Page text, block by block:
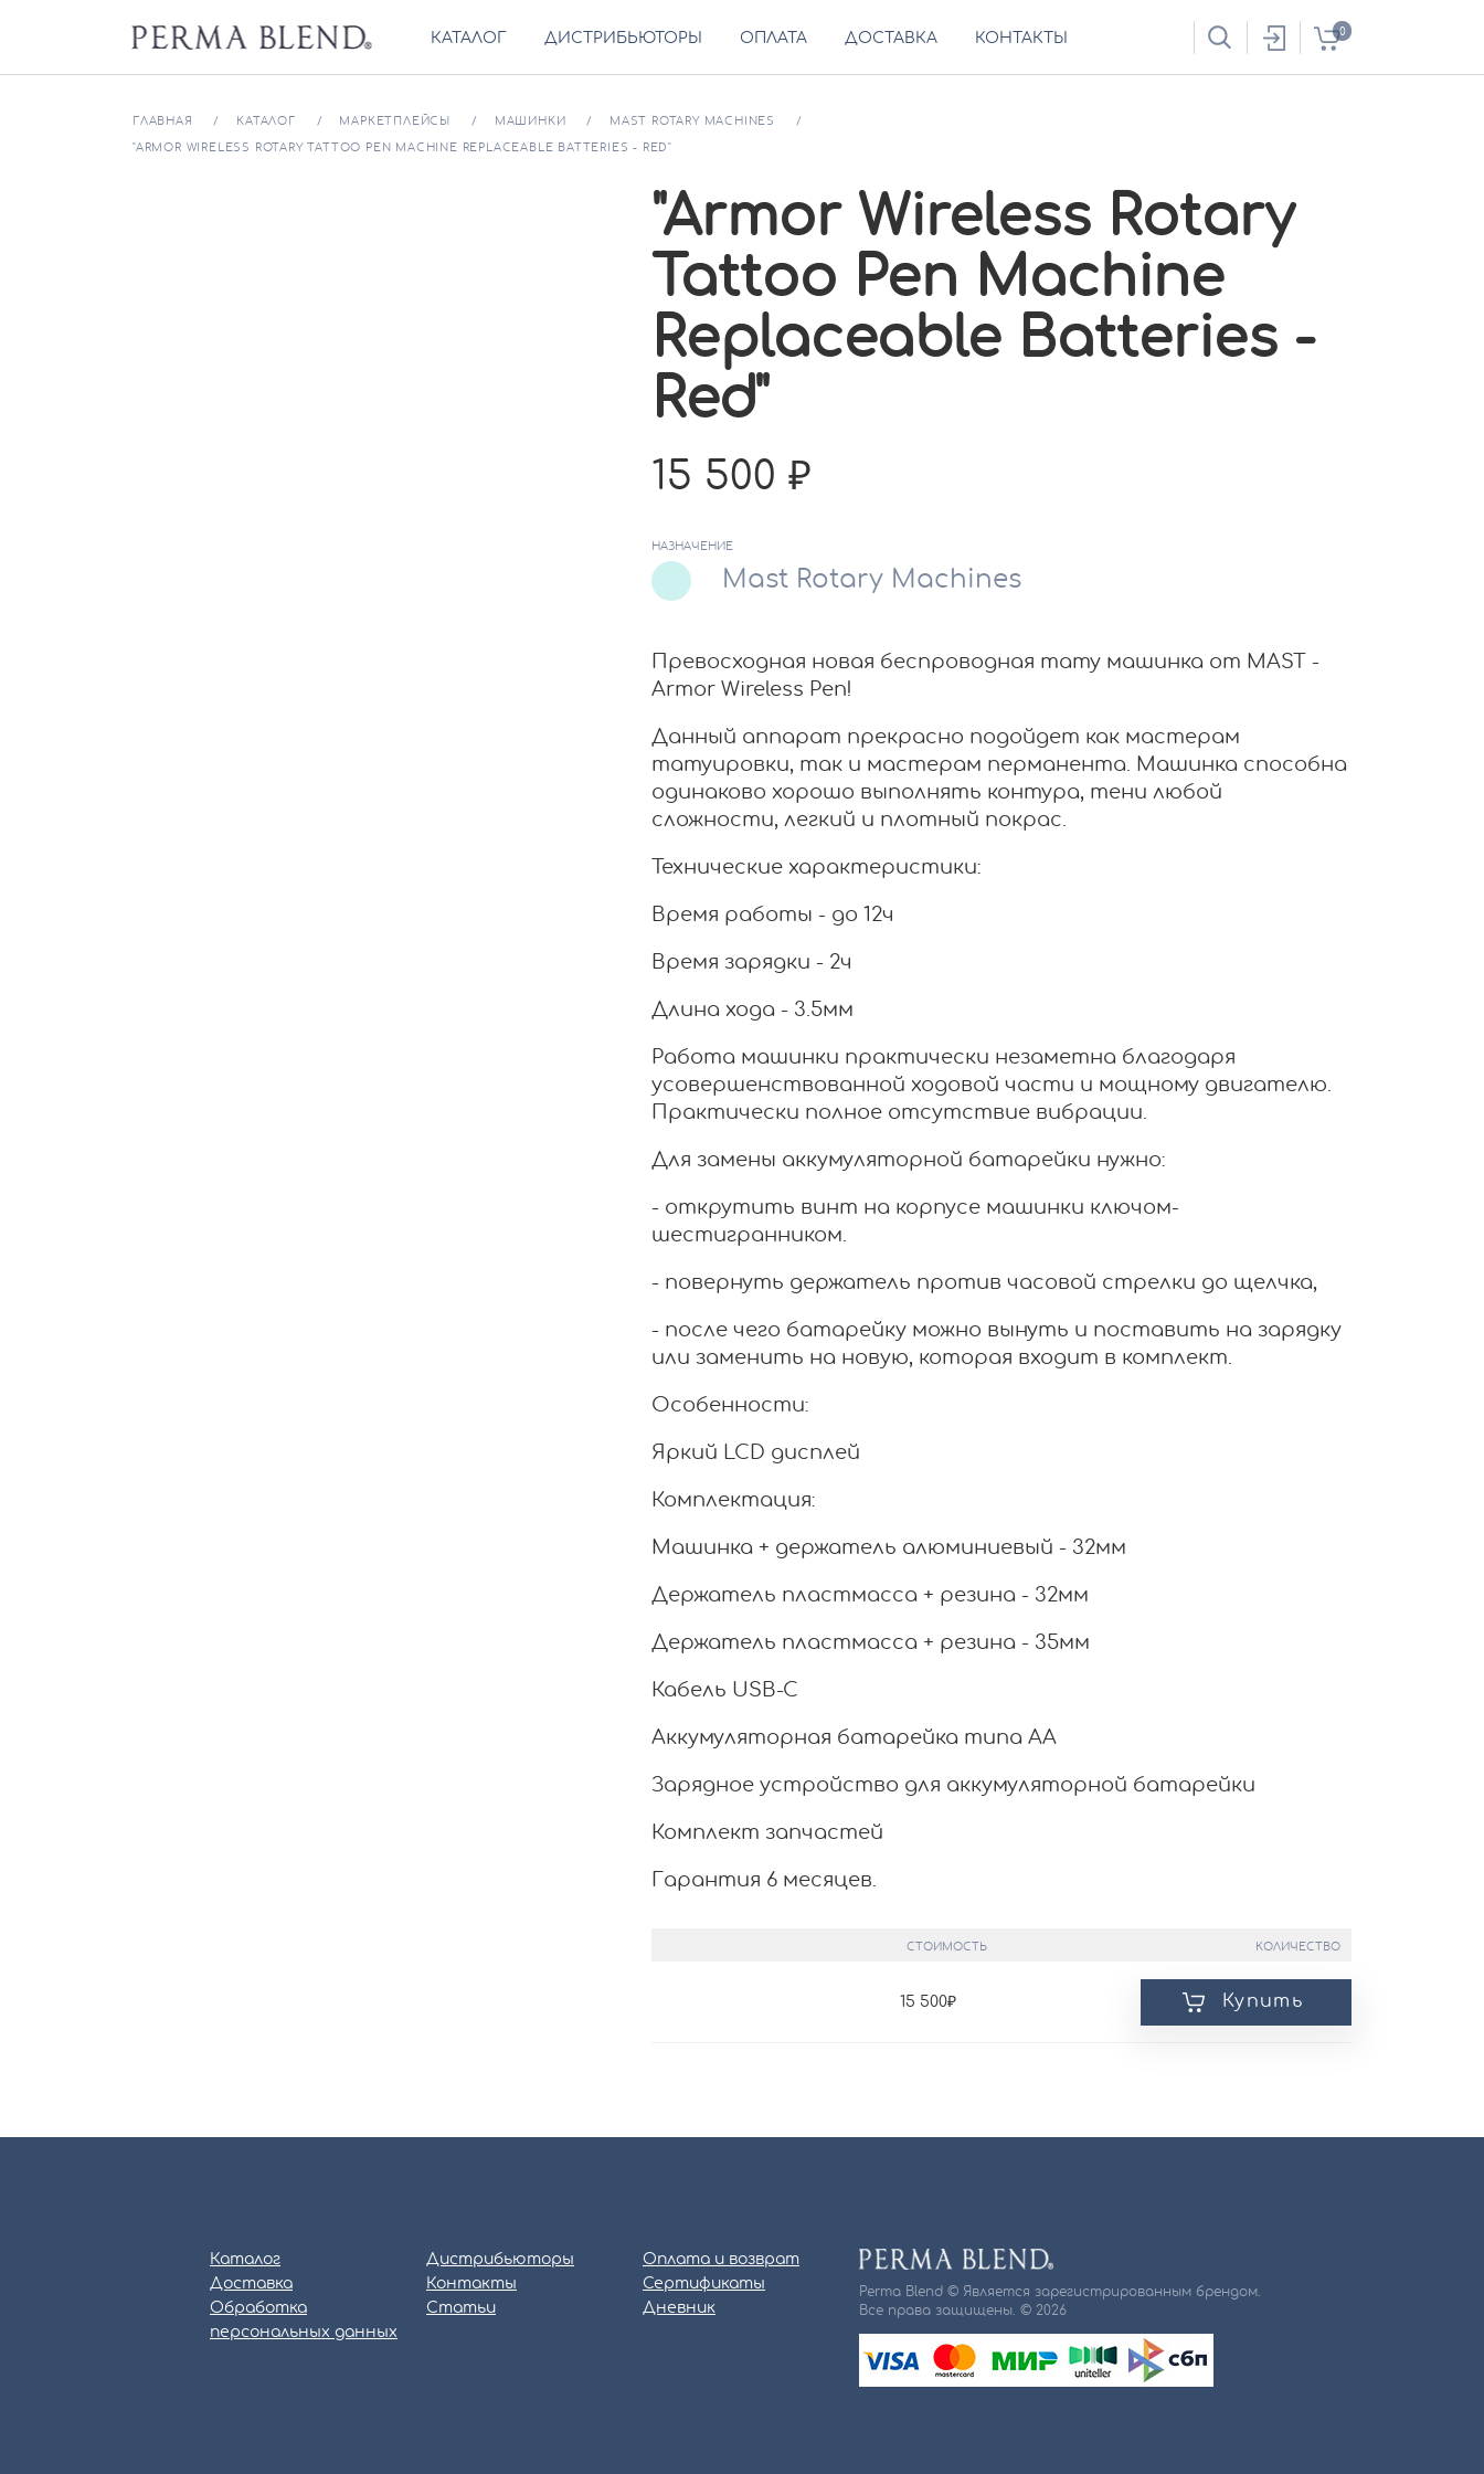
КАТАЛОГ ДИСТРИБЬЮТОРЫ ОПЛАТА ДОСТАВКА КОНТАКТЫ 0
ГЛАВНАЯ КАТАЛОГ МАРКЕТПЛЕЙСЫ МАШИНКИ MAST ROTARY MACHINES
"ARMOR WIRELESS ROTARY TATTOO PEN MACHINE REPLACEABLE BATTERIES - RED"
"Armor Wireless Rotary
Tattoo Pen Machine
Replaceable Batteries -
Red"
15 500
НАЗНАЧЕНИЕ
Mast Rotary Machines
Превосходная новая беспроводная тату машинка от MAST -
Armor Wireless Pen!
Данный аппарат прекрасно подойдет как мастерам
татуировки, так и мастерам перманента. Машинка способна
одинаково хорошо выполнять контура, тени любой
сложности, легкий и плотный покрас.
Технические характеристики:
Время работы - до 12ч
Время зарядки - 2ч
Длина хода - 3.5мм
Работа машинки практически незаметна благодаря
усовершенствованной ходовой части и мощному двигателю.
Практически полное отсутствие вибрации.
Для замены аккумуляторной батарейки нужно:
- открутить винт на корпусе машинки ключом-
шестигранником.
- повернуть держатель против часовой стрелки до щелчка,
- после чего батарейку можно вынуть и поставить на зарядку
или заменить на новую, которая входит в комплект.
Особенности:
Яркий LCD дисплей
Комплектация:
Машинка + держатель алюминиевый - 32мм
Держатель пластмасса + резина - 32мм
Держатель пластмасса + резина - 35мм
Кабель USB-C
Аккумуляторная батарейка типа АА
Зарядное устройство для аккумуляторной батарейки
Комплект запчастей
Гарантия 6 месяцев.
СТОИМОСТЬ КОЛИЧЕСТВО
15 500 Купить
Каталог Дистрибьюторы
Оплата и возврат
Доставка
Контакты
Сертификаты
Обработка
персональных данных
Статьи Дневник
Perma Blend © Является зарегистрированным брендом.
Все права защищены. © 2026